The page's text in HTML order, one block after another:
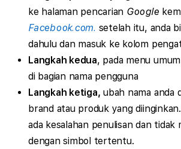
ke halaman pencarian Google
Facebook.com. setelah itu, anda
dahulu dan masuk ke kolom
Langkah kedua, pada menu
di bagian nama pengguna
Langkah ketiga, ubah nama anda
brand atau produk yang
ada kesalahan penulisan dan tidak
dengan simbol tertentu.